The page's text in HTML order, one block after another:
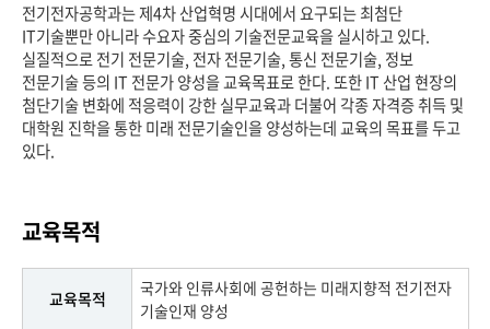
전기전자공학과는 제4차 산업혁명 시대에서 요구되는 최첨단
IT기술뿐만 아니라 수요자 중심의 기술전문교육을 실시하고 있다.
실질적으로 전기 전문기술, 전자 전문기술, 통신 전문기술, 정보
전문기술 등의 IT 전문가 양성을 교육목표로 한다. 또한 IT 산업 현장의
첨단기술 변화에 적응력이 강한 실무교육과 더불어 각종 자격증 취득 및
대학원 진학을 통한 미래 전문기술인을 양성하는데 교육의 목표를 두고
있다.
교육목적
교육목적
국가와 인류사회에 공헌하는 미래지향적 전기전자
기술인재 양성